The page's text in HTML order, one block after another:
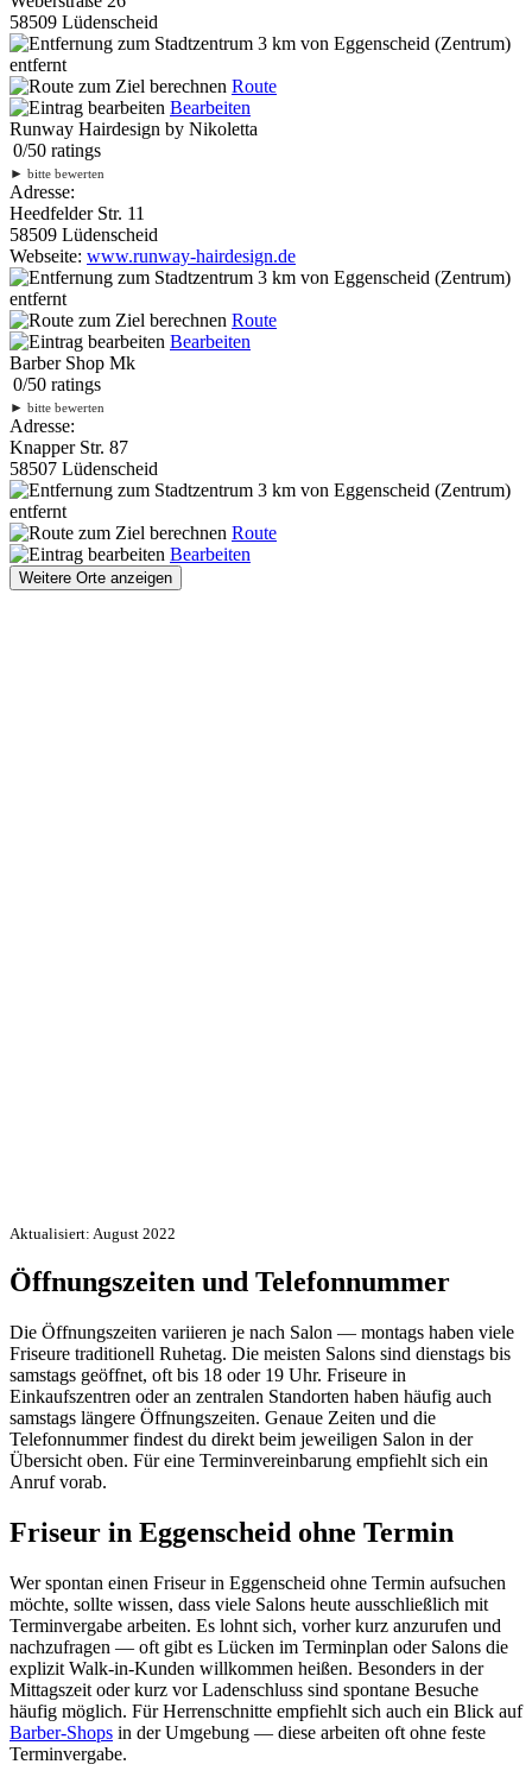
58509 Lüdenscheid
3 km von Eggenscheid (Zentrum)
entfernt
Route
Bearbeiten
Runway Hairdesign by Nikoletta
0/50 ratings
► bitte bewerten
Adresse:
Heedfelder Str. 11
58509 Lüdenscheid
Webseite: www.runway-hairdesign.de
3 km von Eggenscheid (Zentrum)
entfernt
Route
Bearbeiten
Barber Shop Mk
0/50 ratings
► bitte bewerten
Adresse:
Knapper Str. 87
58507 Lüdenscheid
3 km von Eggenscheid (Zentrum)
entfernt
Route
Bearbeiten
Weitere Orte anzeigen
Aktualisiert: August 2022
Öffnungszeiten und Telefonnummer
Die Öffnungszeiten variieren je nach Salon — montags haben viele
Friseure traditionell Ruhetag. Die meisten Salons sind dienstags bis
samstags geöffnet, oft bis 18 oder 19 Uhr. Friseure in
Einkaufszentren oder an zentralen Standorten haben häufig auch
samstags längere Öffnungszeiten. Genaue Zeiten und die
Telefonnummer findest du direkt beim jeweiligen Salon in der
Übersicht oben. Für eine Terminvereinbarung empfiehlt sich ein
Anruf vorab.
Friseur in Eggenscheid ohne Termin
Wer spontan einen Friseur in Eggenscheid ohne Termin aufsuchen
möchte, sollte wissen, dass viele Salons heute ausschließlich mit
Terminvergabe arbeiten. Es lohnt sich, vorher kurz anzurufen und
nachzufragen — oft gibt es Lücken im Terminplan oder Salons die
explizit Walk-in-Kunden willkommen heißen. Besonders in der
Mittagszeit oder kurz vor Ladenschluss sind spontane Besuche
häufig möglich. Für Herrenschnitte empfiehlt sich auch ein Blick auf
Barber-Shops in der Umgebung — diese arbeiten oft ohne feste
Terminvergabe.